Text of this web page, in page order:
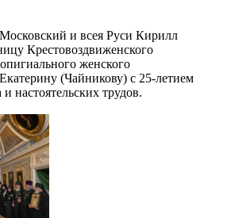
и всея Руси Кирилл
Крестовоздвиженского
женского
(Чайникову) с 25-летием
настоятельских трудов.